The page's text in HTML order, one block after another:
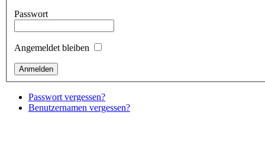
Passwort
Angemeldet bleiben
Passwort vergessen?
Benutzernamen vergessen?